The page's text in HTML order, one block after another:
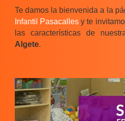
Te damos la bienvenida a la
Infantil Pasacalles y te
las características de
Algete.